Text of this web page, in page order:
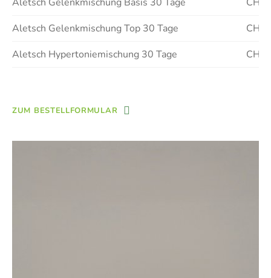
Aletsch Gelenkmischung Top 30 Tage
CHF
Aletsch Hypertoniemischung 30 Tage
ZUM BESTELLFORMULAR